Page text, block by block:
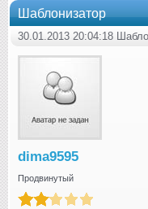
Шаблонизатор
30.01.2013 20:04:18
dima9595
Продвинутый